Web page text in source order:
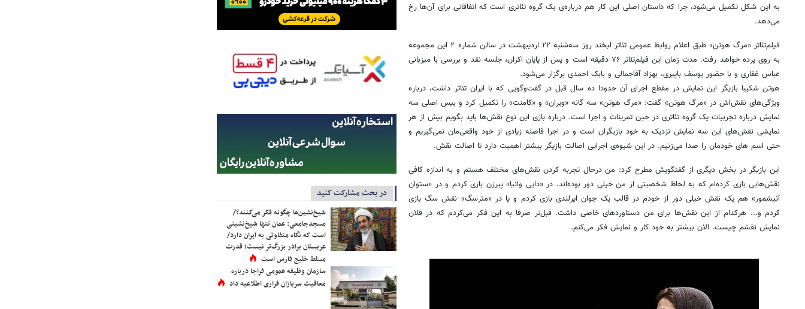
به این شکل تکمیل می‌شود، چرا که داستان اصلی این کار هم درباره‌ی یک گروه تئاتری است که اتفاقاتی برای آن‌ها رخ
می‌دهد.
فیلم‌تئاتر «مرگ هوتن» طبق اعلام روابط عمومی تئاتر لبخند روز سه‌شنبه ۲۲ اردیبهشت در سالن شماره ۲ این مجموعه
به روی پرده خواهد رفت. مدت زمان این فیلم‌تئاتر ۷۶ دقیقه است و پس از پایان اکران، جلسه نقد و بررسی با میزبانی
عباس غفاری و با حضور یوسف باپیری، بهزاد آقاجمالی و بابک احمدی برگزار می‌شود.
هوتن شکیبا بازیگر این نمایش در مقطع اجرای آن حدودا ده سال قبل در گفت‌وگویی که با ایران تئاتر داشت، درباره
ویژگی‌های نقش‌اش در «مرگ هوتن» گفت: «مرگ هوتن» سه گانه «ویران» و «کامنت» را تکمیل کرد و بیس اصلی سه
نمایش درباره تجربیات یک گروه تئاتری در حین تمرینات و اجرا است. درباره بازی این نوع نقش‌ها باید بگویم بیش از هر
نمایشی نقش‌های این سه نمایش نزدیک به خود بازیگران است و در اجرا فاصله زیادی از خود واقعی‌مان نمی‌گیریم و
حتی اسم های خودمان را صدا می‌زنیم. در این شیوه‌ی اجرایی اصالت بازیگر بیشتر اهمیت دارد تا اصالت نقش.
این بازیگر در بخش دیگری از گفتگویش مطرح کرد: من درحال تجربه کردن نقش‌های مختلف هستم و به اندازه کافی
نقش‌هایی بازی کرده‌ام که به لحاظ شخصیتی از من خیلی دور بوده‌اند. در «دایی وانیا» پیرزن بازی کردم و در «ستوان
آنیشمور» هم یک نقش خیلی دور از خودم در قالب یک جوان ایرلندی بازی کردم و یا در «مترسگ» نقش سگ بازی
کردم و... هرکدام از این نقش‌ها برای من دستاوردهای خاصی داشت. قبل‌تر صرفا به این فکر می‌کردم که در فلان
نمایش نقشم چیست. الان بیشتر به خود کار و نمایش فکر می‌کنم.
در بحث مشارکت کنید
شیخ‌نشین‌ها چگونه فکر می‌کنند؟/
مسجدجامعی: عمان تنها شیخ‌نشینی
است که نگاه متفاوتی به ایران دارد/
عربستان برادر بزرگ‌تر نیست؛ قدرت
مسلط خلیج فارس است
سازمان وظیفه عمومی فراجا درباره
معافیت سربازان فراری اطلاعیه داد